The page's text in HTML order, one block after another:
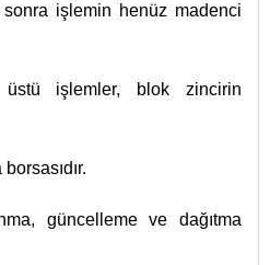
işlemin henüz madenci
işlemler, blok zincirin
güncelleme ve dağıtma